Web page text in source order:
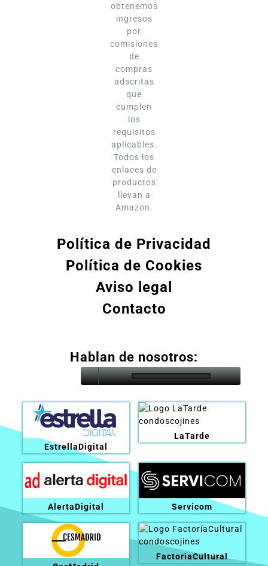
obtenemos
ingresos
por
comisiones
de
compras
adscritas
que
cumplen
los
requisitos
aplicables.
Todos los
enlaces de
productos
llevan a
Amazon.
Política de Privacidad
Política de Cookies
Aviso legal
Contacto
Hablan de nosotros:
EstrellaDigital
LaTarde
AlertaDigital Servicom
FactoriaCultural